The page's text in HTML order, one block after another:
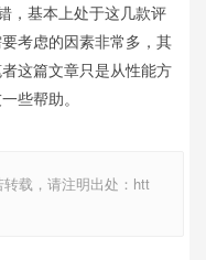
，基本上处于这几款评
考虑的因素非常多，其
这篇文章只是从性能方
些帮助。
载，请注明出处：htt